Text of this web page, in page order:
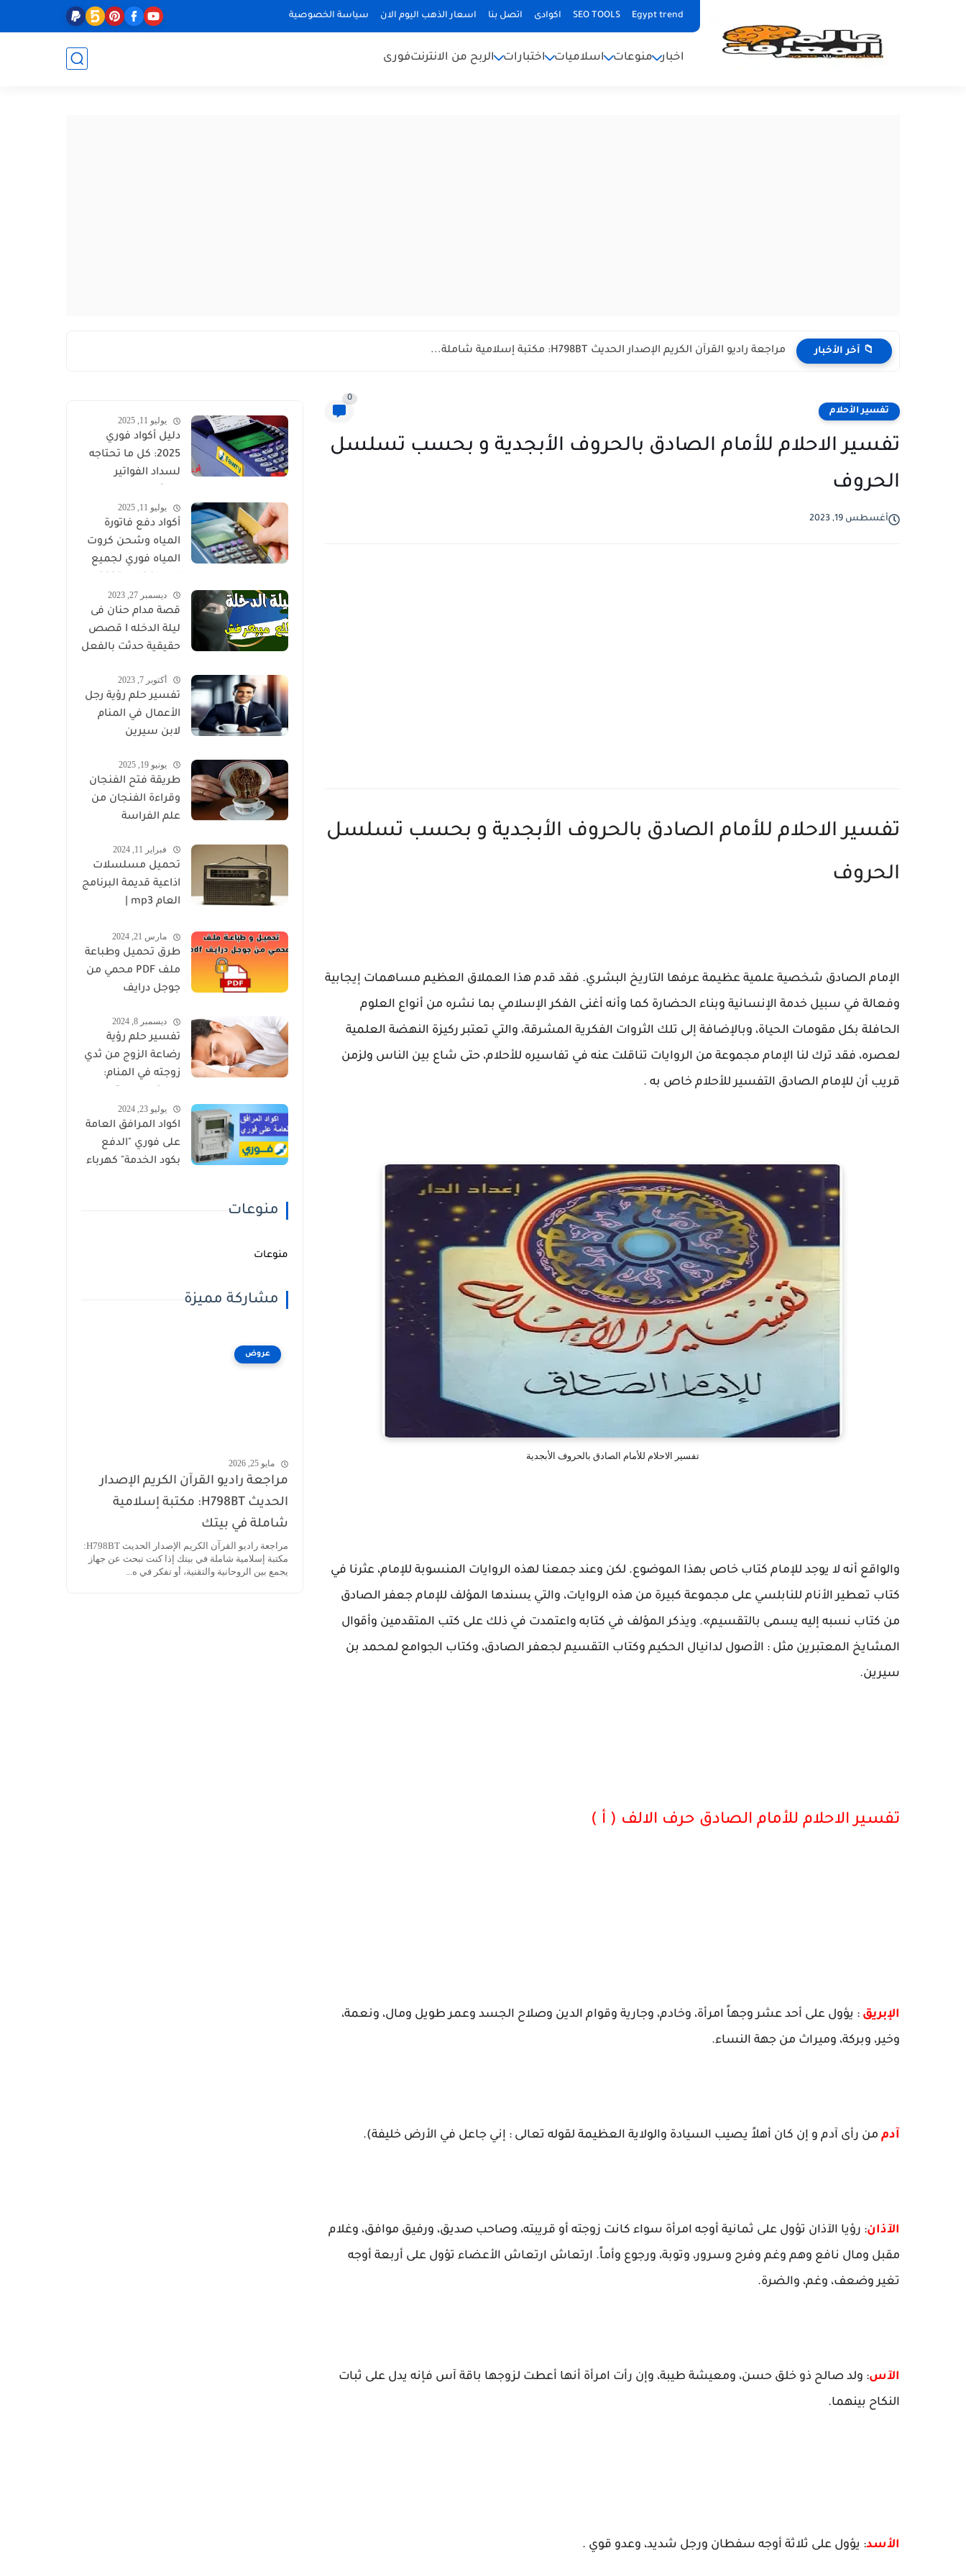
Egypt trend
SEO TOOLS اكوادى اتصل بنا اسعار الذهب اليوم الان سياسة الخصوصية
اخبار منوعات اسلاميات اختبارات الربح من الانترنتفورى
📁 آخر الأخبار مراجعة راديو القرآن الكريم الإصدار الحديث H798BT: مكتبة إسلامية شاملة...
تفسير الأحلام
0
تفسير الاحلام للأمام الصادق بالحروف الأبجدية و بحسب تسلسل
الحروف
أغسطس 19, 2023
تفسير الاحلام للأمام الصادق بالحروف الأبجدية و بحسب تسلسل
الحروف
الإمام الصادق شخصية علمية عظيمة عرفها التاريخ البشري. فقد قدم هذا العملاق العظيم مساهمات إيجابية
وفعالة في سبيل خدمة الإنسانية وبناء الحضارة كما وأنه أغنى الفكر الإسلامي بما نشره من أنواع العلوم
الحافلة بكل مقومات الحياة، وبالإضافة إلى تلك الثروات الفكرية المشرقة، والتي تعتبر ركيزة النهضة العلمية
لعصره، فقد ترك لنا الإمام مجموعة من الروايات تناقلت عنه في تفاسيره للأحلام، حتى شاع بين الناس ولزمن
قريب أن للإمام الصادق التفسير للأحلام خاص به .
تفسير الاحلام للأمام الصادق بالحروف الأبجدية
والواقع أنه لا يوجد للإمام كتاب خاص بهذا الموضوع. لكن وعند جمعنا لهذه الروايات المنسوبة للإمام، عثرنا في
كتاب تعطير الأنام للنابلسي على مجموعة كبيرة من هذه الروايات، والتي یسندها المؤلف للإمام جعفر الصادق
من كتاب نسبه إليه يسمى بالتقسيم». ويذكر المؤلف في كتابه واعتمدت في ذلك على كتب المتقدمين وأقوال
المشايخ المعتبرين مثل : الأصول لدانيال الحكيم وكتاب التقسيم لجعفر الصادق، وكتاب الجوامع لمحمد بن
سيرين.
تفسير الاحلام للأمام الصادق حرف الالف ( أ )
الإبريق : يؤول على أحد عشر وجهاً امرأة، وخادم، وجارية وقوام الدين وصلاح الجسد وعمر طويل ومال، ونعمة،
وخير، وبركة، وميراث من جهة النساء.
آدم من رأى آدم و إن كان أهلاً يصيب السيادة والولاية العظيمة لقوله تعالى : إني جاعل في الأرض خليفة).
الآذان: رؤيا الآذان تؤول على ثمانية أوجه امرأة سواء كانت زوجته أو قريبته، وصاحب صديق، ورفيق موافق، وغلام
مقبل ومال نافع وهم وغم وفرح وسرور، وتوبة، ورجوع وأماً. ارتعاش ارتعاش الأعضاء تؤول على أربعة أوجه
تغير وضعف، وغم، والضرة.
الآس: ولد صالح ذو خلق حسن، ومعيشة طيبة، وإن رأت امرأة أنها أعطت لزوجها باقة آس فإنه يدل على ثبات
النكاح بينهما.
الأسد: يؤول على ثلاثة أوجه سفطان ورجل شديد، وعدو قوي .
يوليو 11, 2025
دليل أكواد فوري
2025: كل ما تحتاجه
لسداد الفواتير
في مصر
يوليو 11, 2025
أكواد دفع فاتورة
المياه وشحن كروت
المياه فوري لجميع
ديسمبر 27, 2023
قصة مدام حنان فى
ليلة الدخله I قصص
حقيقية حدثت بالفعل
أكتوبر 7, 2023
تفسير حلم رؤية رجل
الأعمال في المنام
لابن سيرين
يونيو 19, 2025
طريقة فتح الفنجان
وقراءة الفنجان من
علم الفراسة
فبراير 11, 2024
تحميل مسلسلات
اذاعية قديمة البرنامج
كاملة برابط واحد
مارس 21, 2024
طرق تحميل وطباعة
ملف PDF محمي من
جوجل درايف
ديسمبر 8, 2024
تفسير حلم رؤية
رضاعة الزوج من ثدي
زوجته في المنام:
والنفسية
يوليو 23, 2024
اكواد المرافق العامة
على فوري "الدفع
بكود الخدمة" كهرباء
منوعات
منوعات
مشاركة مميزة
عروض
مايو 25, 2026
مراجعة راديو القرآن الكريم الإصدار
الحديث H798BT: مكتبة إسلامية
شاملة في بيتك
مراجعة راديو القرآن الكريم الإصدار الحديث H798BT:
مكتبة إسلامية شاملة في بيتك إذا كنت تبحث عن جهاز
يجمع بين الروحانية والتقنية، أو تفكر في ه...